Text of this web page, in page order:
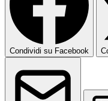
Condividi su Facebook